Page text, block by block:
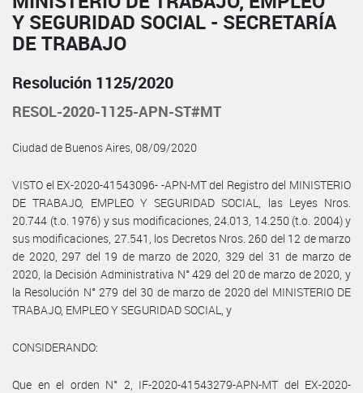
Y SEGURIDAD SOCIAL - SECRETARÍA
DE TRABAJO
Resolución 1125/2020
RESOL-2020-1125-APN-ST#MT
Ciudad de Buenos Aires, 08/09/2020
VISTO el EX-2020-41543096- -APN-MT del Registro del MINISTERIO
DE TRABAJO, EMPLEO Y SEGURIDAD SOCIAL, las Leyes Nros.
20.744 (t.o. 1976) y sus modificaciones, 24.013, 14.250 (t.o. 2004) y
sus modificaciones, 27.541, los Decretos Nros. 260 del 12 de marzo
de 2020, 297 del 19 de marzo de 2020, 329 del 31 de marzo de
2020, la Decisión Administrativa N° 429 del 20 de marzo de 2020, y
la Resolución N° 279 del 30 de marzo de 2020 del MINISTERIO DE
TRABAJO, EMPLEO Y SEGURIDAD SOCIAL, y
CONSIDERANDO:
Que en el orden N° 2, IF-2020-41543279-APN-MT del EX-2020-